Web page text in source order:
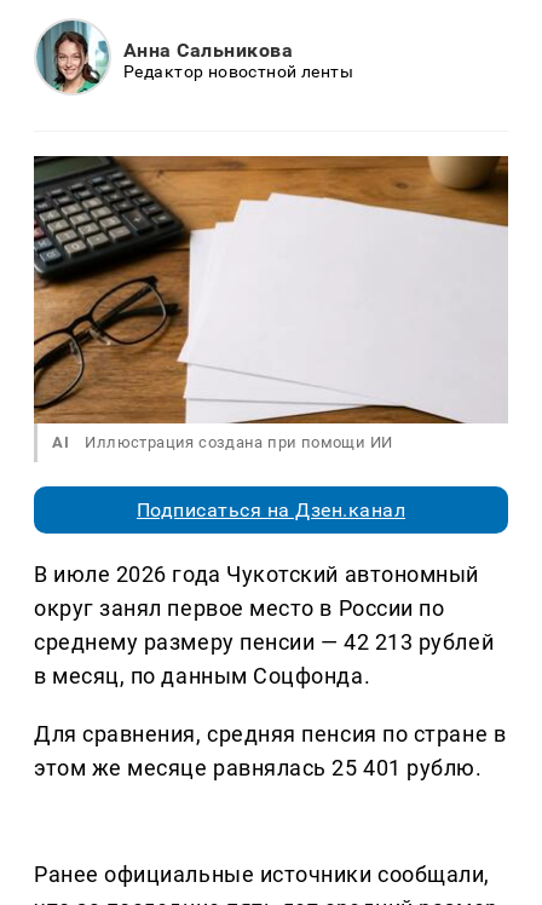
Анна Сальникова
Редактор новостной ленты
AI Иллюстрация создана при помощи ИИ
Подписаться на Дзен.канал
В июле 2026 года Чукотский автономный
округ занял первое место в России по
среднему размеру пенсии — 42 213 рублей
в месяц, по данным Соцфонда.
Для сравнения, средняя пенсия по стране в
этом же месяце равнялась 25 401 рублю.
Ранее официальные источники сообщали,